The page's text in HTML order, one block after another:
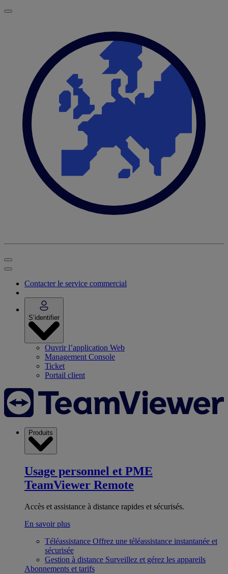
Contacter le service commercial
S’identifier
Ouvrir l’application Web
Management Console
Ticket
Portail client
Produits
Usage personnel et PME
TeamViewer Remote
Accès et assistance à distance rapides et sécurisés.
En savoir plus
Téléassistance Offrez une téléassistance instantanée et
sécurisée
Gestion à distance Surveillez et gérez les appareils
Abonnements et tarifs